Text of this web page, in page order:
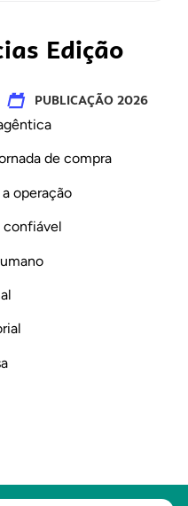
Edição
PUBLICAÇÃO 2026
de compra
operação
confiável